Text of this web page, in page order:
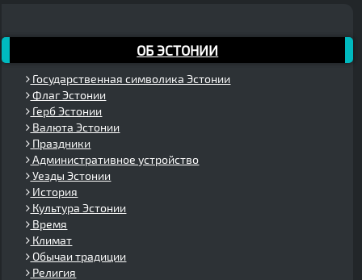
ОБ ЭСТОНИИ
Государственная символика Эстонии
Флаг Эстонии
Герб Эстонии
Валюта Эстонии
Праздники
Административное устройство
Уезды Эстонии
История
Культура Эстонии
Время
Климат
Обычаи традиции
Религия